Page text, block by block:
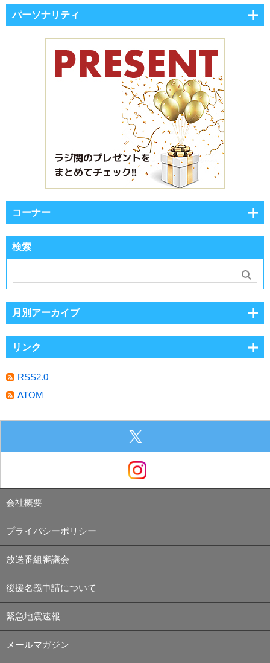
パーソナリティ
コーナー
検索
月別アーカイブ
リンク
RSS2.0
ATOM
会社概要
プライバシーポリシー
放送番組審議会
後援名義申請について
緊急地震速報
メールマガジン